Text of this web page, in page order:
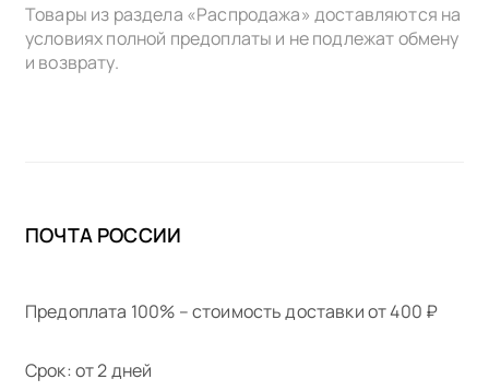
Товары из раздела «Распродажа» доставляются на
условиях полной предоплаты и не подлежат обмену
и возврату.
ПОЧТА РОССИИ
Предоплата 100% – стоимость доставки от 400 ₽
Срок: от 2 дней